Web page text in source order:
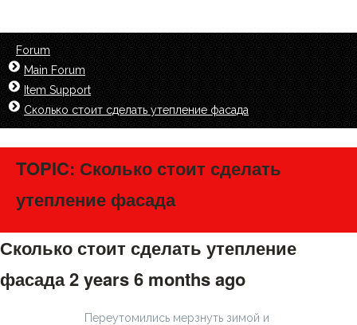
Forum
Main Forum
Item Support
Сколько стоит сделать утепление фасада
TOPIC: Сколько стоит сделать
утепление фасада
Сколько стоит сделать утепление
фасада2 years 6 months ago
Переутомились мерзнуть зимой и